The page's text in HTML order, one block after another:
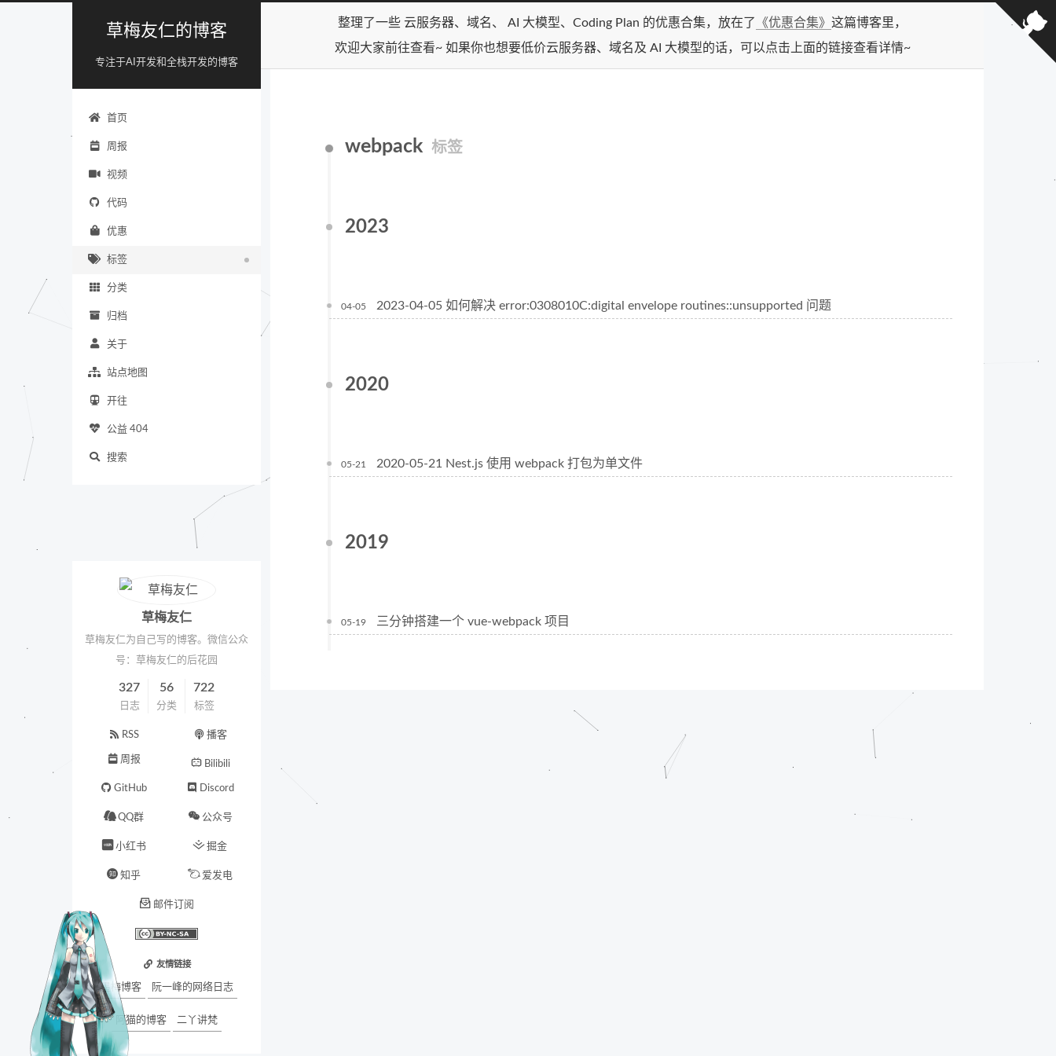
整理了一些 云服务器、域名、 AI 大模型、Coding Plan 的优惠合集，放在了 《优惠合集》 这篇博客里，
欢迎大家前往查看~ 如果你也想要低价云服务器、域名及 AI 大模型的话，可以点击上面的链接查看详情~
草梅友仁的博客
专注于AI开发和全栈开发的博客
首页
周报
视频
代码
优惠
标签
分类
归档
关于
站点地图
开往
公益 404
搜索
webpack 标签
2023
04-05 2023-04-05 如何解决 error:0308010C:digital envelope routines::unsupported 问题
2020
05-21 2020-05-21 Nest.js 使用 webpack 打包为单文件
2019
05-19 三分钟搭建一个 vue-webpack 项目
草梅友仁
草梅友仁为自己写的博客。微信公众
号：草梅友仁的后花园
327
日志
56
分类
722
标签
RSS 播客
周报 Bilibili
GitHub Discord
QQ群 公众号
小红书 掘金
知乎 爱发电
邮件订阅
友情链接
墨梅博客 阮一峰的网络日志
阿猫的博客 二丫讲梵